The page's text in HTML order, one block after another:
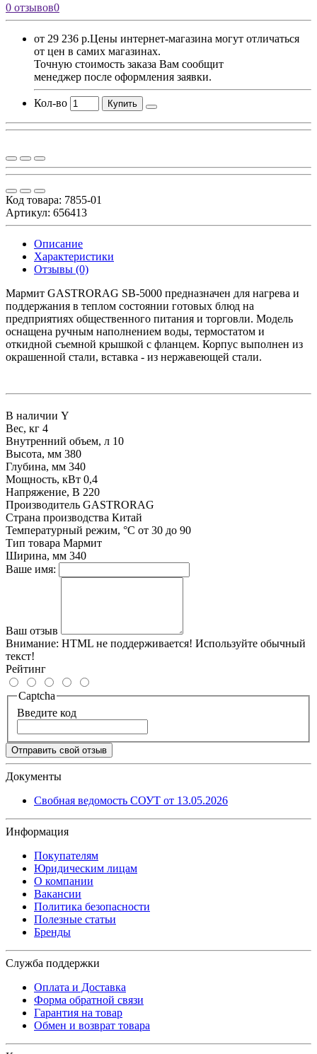
0 отзывов0
от 29 236 р.Цены интернет-магазина могут отличаться
от цен в самих магазинах.
Точную стоимость заказа Вам сообщит
менеджер после оформления заявки.
Кол-во Купить
Код товара: 7855-01
Артикул: 656413
Описание
Характеристики
Отзывы (0)
Мармит GASTRORAG SB-5000 предназначен для нагрева и
поддержания в теплом состоянии готовых блюд на
предприятиях общественного питания и торговли. Модель
оснащена ручным наполнением воды, термостатом и
откидной съемной крышкой с фланцем. Корпус выполнен из
окрашенной стали, вставка - из нержавеющей стали.
В наличии Y
Вес, кг 4
Внутренний объем, л 10
Высота, мм 380
Глубина, мм 340
Мощность, кВт 0,4
Напряжение, В 220
Производитель GASTRORAG
Страна производства Китай
Температурный режим, °С от 30 до 90
Тип товара Мармит
Ширина, мм 340
Ваше имя:
Ваш отзыв
Внимание: HTML не поддерживается! Используйте обычный
текст!
Рейтинг
Captcha
Введите код
Отправить свой отзыв
Документы
Свобная ведомость СОУТ от 13.05.2026
Информация
Покупателям
Юридическим лицам
О компании
Вакансии
Политика безопасности
Полезные статьи
Бренды
Служба поддержки
Оплата и Доставка
Форма обратной связи
Гарантия на товар
Обмен и возврат товара